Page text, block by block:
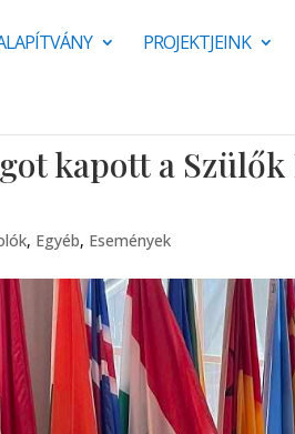
PROJEKTJEINK
kapott a
, Egyéb, Események